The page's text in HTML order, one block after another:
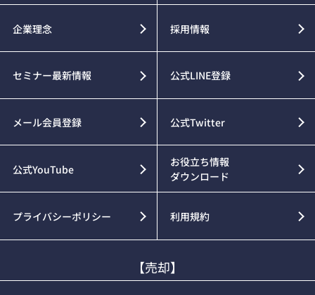
企業理念 採用情報
セミナー最新情報 公式LINE登録
メール会員登録 公式Twitter
公式YouTube
お役立ち情報
ダウンロード
プライバシーポリシー 利用規約
【売却】